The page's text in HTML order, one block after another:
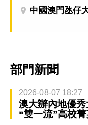
中國澳門氹仔
部門新聞
2026-08-07 18:27
澳大辦內地優
“雙一流”高校